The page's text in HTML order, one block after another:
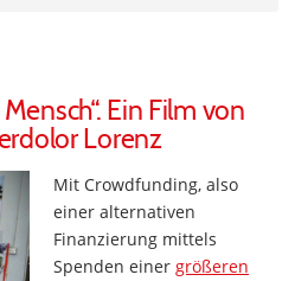
Ein Film von
Lorenz
Mit Crowdfunding, also
einer alternativen
Finanzierung mittels
Spenden einer größeren